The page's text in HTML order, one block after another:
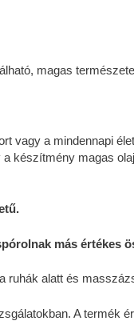
magas
vagy a mindennapi
készítmény magas
más értékes
ruhák alatt és
A termék